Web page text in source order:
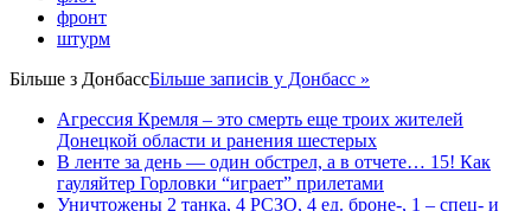
фронт
штурм
Більше з ДонбассБільше записів у Донбасс »
Агрессия Кремля – это смерть еще троих жителей
Донецкой области и ранения шестерых
В ленте за день — один обстрел, а в отчете… 15! Как
гауляйтер Горловки “играет” прилетами
Уничтожены 2 танка, 4 РСЗО, 4 ед. броне-, 1 – спец- и